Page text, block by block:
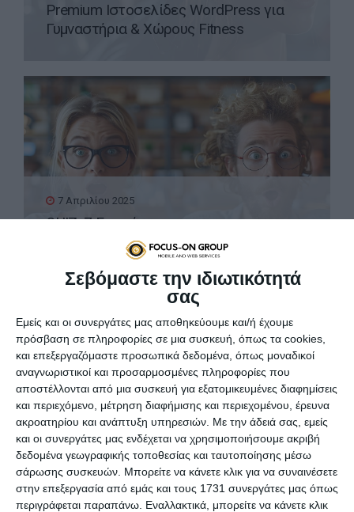
Σεβόμαστε την ιδιωτικότητά
σας
Εμείς και οι συνεργάτες μας αποθηκεύουμε και/ή έχουμε
πρόσβαση σε πληροφορίες σε μια συσκευή, όπως τα cookies,
και επεξεργαζόμαστε προσωπικά δεδομένα, όπως μοναδικοί
αναγνωριστικοί και προσαρμοσμένες πληροφορίες που
αποστέλλονται από μια συσκευή για εξατομικευμένες διαφημίσεις
και περιεχόμενο, μέτρηση διαφήμισης και περιεχομένου, έρευνα
ακροατηρίου και ανάπτυξη υπηρεσιών. Με την άδειά σας, εμείς
και οι συνεργάτες μας ενδέχεται να χρησιμοποιήσουμε ακριβή
δεδομένα γεωγραφικής τοποθεσίας και ταυτοποίησης μέσω
σάρωσης συσκευών. Μπορείτε να κάνετε κλικ για να συναινέσετε
στην επεξεργασία από εμάς και τους 1731 συνεργάτες μας όπως
περιγράφεται παραπάνω. Εναλλακτικά, μπορείτε να κάνετε κλικ
Premium Ιστοσελίδες WordPress για
Γυμναστήρια & Χώρους Fitness
7 Απριλίου 2025
QUIZ: 7 Ερωτήσεις για
Προγραμματιστές
4 Απριλίου 2025
Τεχνική Υποστήριξη WordPress: Είσαι
δυσαρεστημένος ;